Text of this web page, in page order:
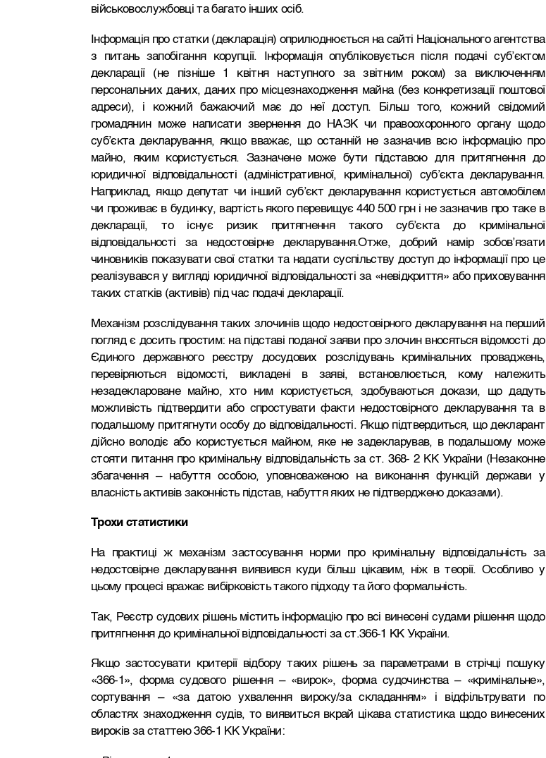
військовослужбовці та багато інших осіб.
Інформація про статки (декларація) оприлюднюється на сайті Національного агентства
з питань запобігання корупції. Інформація опубліковується після подачі суб’єктом
декларації (не пізніше 1 квітня наступного за звітним роком) за виключенням
персональних даних, даних про місцезнаходження майна (без конкретизації поштової
адреси), і кожний бажаючий має до неї доступ. Більш того, кожний свідомий
громадянин може написати звернення до НАЗК чи правоохоронного органу щодо
суб’єкта декларування, якщо вважає, що останній не зазначив всю інформацію про
майно, яким користується. Зазначене може бути підставою для притягнення до
юридичної відповідальності (адміністративної, кримінальної) суб’єкта декларування.
Наприклад, якщо депутат чи інший суб’єкт декларування користується автомобілем
чи проживає в будинку, вартість якого перевищує 440 500 грн і не зазначив про таке в
декларації, то існує ризик притягнення такого суб’єкта до кримінальної
відповідальності за недостовірне декларування.Отже, добрий намір зобов’язати
чиновників показувати свої статки та надати суспільству доступ до інформації про це
реалізувався у вигляді юридичної відповідальності за «невідкриття» або приховування
таких статків (активів) під час подачі декларації.
Механізм розслідування таких злочинів щодо недостовірного декларування на перший
погляд є досить простим: на підставі поданої заяви про злочин вносяться відомості до
Єдиного державного реєстру досудових розслідувань кримінальних проваджень,
перевіряються відомості, викладені в заяві, встановлюється, кому належить
незадеклароване майно, хто ним користується, здобуваються докази, що дадуть
можливість підтвердити або спростувати факти недостовірного декларування та в
подальшому притягнути особу до відповідальності. Якщо підтвердиться, що декларант
дійсно володіє або користується майном, яке не задекларував, в подальшому може
стояти питання про кримінальну відповідальність за ст. 368- 2 КК України (Незаконне
збагачення – набуття особою, уповноваженою на виконання функцій держави у
власність активів законність підстав, набуття яких не підтверджено доказами).
Трохи статистики
На практиці ж механізм застосування норми про кримінальну відповідальність за
недостовірне декларування виявився куди більш цікавим, ніж в теорії. Особливо у
цьому процесі вражає вибірковість такого підходу та його формальність.
Так, Реєстр судових рішень містить інформацію про всі винесені судами рішення щодо
притягнення до кримінальної відповідальності за ст.366-1 КК України.
Якщо застосувати критерії відбору таких рішень за параметрами в стрічці пошуку
«366-1», форма судового рішення – «вирок», форма судочинства – «кримінальне»,
сортування – «за датою ухвалення вироку/за складанням» і відфільтрувати по
областях знаходження судів, то виявиться вкрай цікава статистика щодо винесених
вироків за статтею 366-1 КК України: